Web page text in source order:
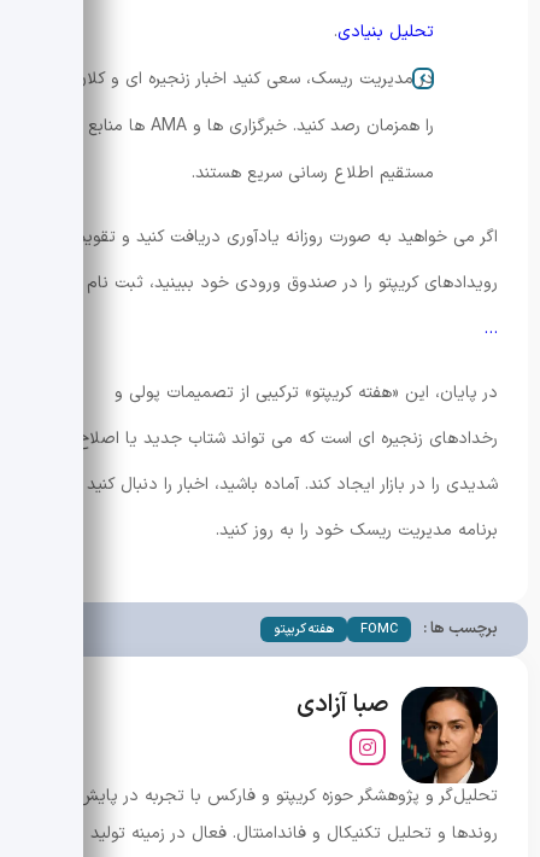
تحلیل بنیادی.
در مدیریت ریسک، سعی کنید اخبار زنجیره ای و کلان
را همزمان رصد کنید. خبرگزاری ها و AMA ها منابع
مستقیم اطلاع رسانی سریع هستند.
اگر می خواهید به صورت روزانه یادآوری دریافت کنید و تقویم
رویدادهای کریپتو را در صندوق ورودی خود ببینید، ثبت نام کنید:
…
در پایان، این «هفته کریپتو» ترکیبی از تصمیمات پولی و
رخدادهای زنجیره ای است که می تواند شتاب جدید یا اصلاح
شدیدی را در بازار ایجاد کند. آماده باشید، اخبار را دنبال کنید و
برنامه مدیریت ریسک خود را به روز کنید.
برچسب ها : FOMC هفته کریپتو
صبا آزادی
تحلیل‌گر و پژوهشگر حوزه کریپتو و فارکس با تجربه در پایش
روندها و تحلیل تکنیکال و فاندامنتال. فعال در زمینه تولید